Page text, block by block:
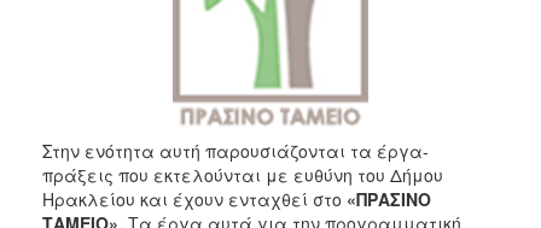
Ανταγωνιστικότητα
και
Καινοτομία
ΕΣΠΑ
Στην ενότητα αυτή παρουσιάζονται τα έργα-
πράξεις που εκτελούνται με ευθύνη του Δήμου
Ηρακλείου και έχουν ενταχθεί στο «ΠΡΑΣΙΝΟ
ΤΑΜΕΙΟ». Τα έργα αυτά για την προγραμματική